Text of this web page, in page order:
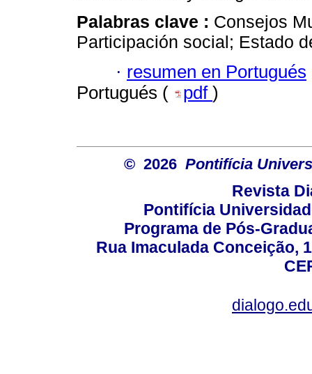
Palabras clave : Consejos
Participación social; Estado
· resumen en Portugués
Portugués (
pdf )
© 2026 Pontifícia
Revista
Pontifícia
Programa de Pós-
Rua Imaculada Conceição,